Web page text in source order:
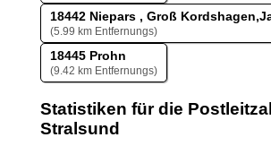
18442 Niepars , Groß
(5.99 km Entfernungs)
18445 Prohn
(9.42 km Entfernungs)
Statistiken für die
Stralsund